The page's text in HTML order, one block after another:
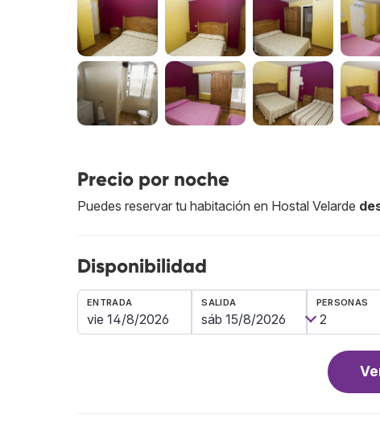
Precio por noche
Puedes reservar tu habitación en Hostal Velarde
Disponibilidad
ENTRADA SALIDA PERSONAS